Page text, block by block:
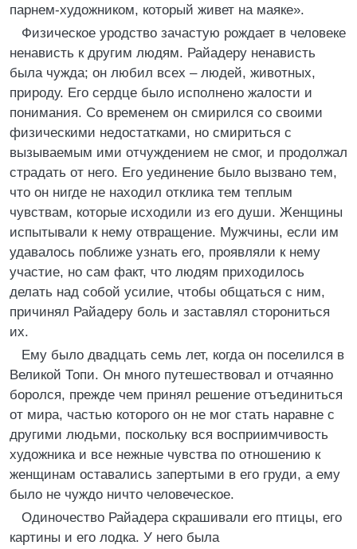
парнем-художником, который живет на маяке».
Физическое уродство зачастую рождает в человеке
ненависть к другим людям. Райадеру ненависть
была чужда; он любил всех – людей, животных,
природу. Его сердце было исполнено жалости и
понимания. Со временем он смирился со своими
физическими недостатками, но смириться с
вызываемым ими отчуждением не смог, и продолжал
страдать от него. Его уединение было вызвано тем,
что он нигде не находил отклика тем теплым
чувствам, которые исходили из его души. Женщины
испытывали к нему отвращение. Мужчины, если им
удавалось поближе узнать его, проявляли к нему
участие, но сам факт, что людям приходилось
делать над собой усилие, чтобы общаться с ним,
причинял Райадеру боль и заставлял сторониться
их.
Ему было двадцать семь лет, когда он поселился в
Великой Топи. Он много путешествовал и отчаянно
боролся, прежде чем принял решение отъединиться
от мира, частью которого он не мог стать наравне с
другими людьми, поскольку вся восприимчивость
художника и все нежные чувства по отношению к
женщинам оставались запертыми в его груди, а ему
было не чуждо ничто человеческое.
Одиночество Райадера скрашивали его птицы, его
картины и его лодка. У него была